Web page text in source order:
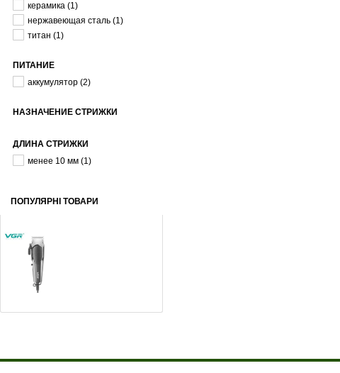
керамика (1)
нержавеющая сталь (1)
титан (1)
ПИТАНИЕ
аккумулятор (2)
НАЗНАЧЕНИЕ СТРИЖКИ
ДЛИНА СТРИЖКИ
менее 10 мм (1)
ПОПУЛЯРНІ ТОВАРИ